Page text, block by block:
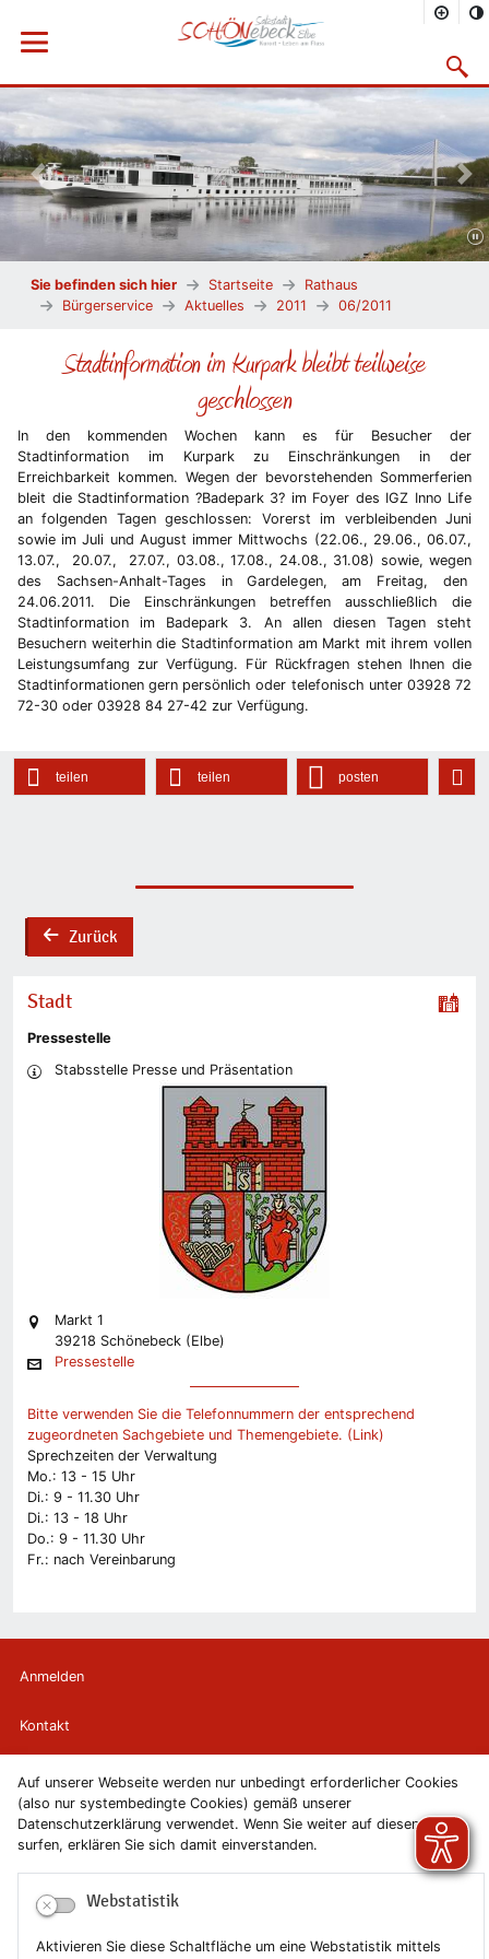
Auf unserer Webseite werden nur unbedingt erforderlicher Cookies
(also nur systembedingte Cookies) gemäß unserer
Datenschutzerklärung verwendet. Wenn Sie weiter auf diesen Seiten
surfen, erklären Sie sich damit einverstanden.
Webstatistik
Aktivieren Sie diese Schaltfläche um eine Webstatistik mittels
Menü öffnen
Vorheriges Bild
Sie befinden sich hier Startseite
Rathaus
Bürgerservice
Aktuelles 2011 06/2011
Stadtinformation im Kurpark bleibt teilweise
geschlossen
In den kommenden Wochen kann es für Besucher der
Stadtinformation im Kurpark zu Einschränkungen in der
Erreichbarkeit kommen. Wegen der bevorstehenden Sommerferien
bleit die Stadtinformation ?Badepark 3? im Foyer des IGZ Inno Life
an folgenden Tagen geschlossen: Vorerst im verbleibenden Juni
sowie im Juli und August immer Mittwochs (22.06., 29.06., 06.07.,
13.07., 20.07., 27.07., 03.08., 17.08., 24.08., 31.08) sowie, wegen
des Sachsen-Anhalt-Tages in Gardelegen, am Freitag, den
24.06.2011. Die Einschränkungen betreffen ausschließlich die
Stadtinformation im Badepark 3. An allen diesen Tagen steht
Besuchern weiterhin die Stadtinformation am Markt mit ihrem vollen
Leistungsumfang zur Verfügung. Für Rückfragen stehen Ihnen die
Stadtinformationen gern persönlich oder telefonisch unter 03928 72
72-30 oder 03928 84 27-42 zur Verfügung.
teilen teilen posten
backZurück
Stadt
Pressestelle
Stabsstelle Presse und Präsentation
Markt 1
39218 Schönebeck (Elbe)
Pressestelle
Bitte verwenden Sie die Telefonnummern der entsprechend
zugeordneten Sachgebiete und Themengebiete. (Link)
Sprechzeiten der Verwaltung
Mo.: 13 - 15 Uhr
Di.: 9 - 11.30 Uhr
Di.: 13 - 18 Uhr
Do.: 9 - 11.30 Uhr
Fr.: nach Vereinbarung
Anmelden
Kontakt
Newsletter
Newsletterabmeldung
Impressum
Datenschutzerklärung